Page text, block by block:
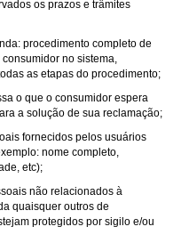
os prazos e trâmites
procedimento completo de
no sistema,
as etapas do procedimento;
o que o consumidor espera
a solução de sua reclamação;
fornecidos pelos usuários
nome completo,
etc);
não relacionados à
quaisquer outros de
protegidos por sigilo e/ou